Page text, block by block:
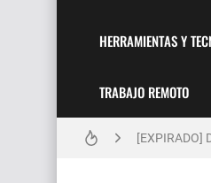
HERRAMIENTAS Y
TRABAJO REMOTO
Técnicas de
[EXPIRADO]